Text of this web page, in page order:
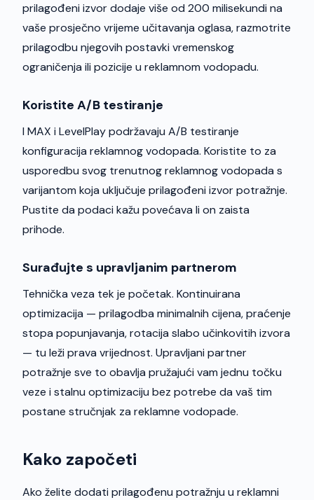
prilagođeni izvor dodaje više od 200 milisekundi na
vaše prosječno vrijeme učitavanja oglasa, razmotrite
prilagodbu njegovih postavki vremenskog
ograničenja ili pozicije u reklamnom vodopadu.
Koristite A/B testiranje
I MAX i LevelPlay podržavaju A/B testiranje
konfiguracija reklamnog vodopada. Koristite to za
usporedbu svog trenutnog reklamnog vodopada s
varijantom koja uključuje prilagođeni izvor potražnje.
Pustite da podaci kažu povećava li on zaista
prihode.
Surađujte s upravljanim partnerom
Tehnička veza tek je početak. Kontinuirana
optimizacija — prilagodba minimalnih cijena, praćenje
stopa popunjavanja, rotacija slabo učinkovitih izvora
— tu leži prava vrijednost. Upravljani partner
potražnje sve to obavlja pružajući vam jednu točku
veze i stalnu optimizaciju bez potrebe da vaš tim
postane stručnjak za reklamne vodopade.
Kako započeti
Ako želite dodati prilagođenu potražnju u reklamni